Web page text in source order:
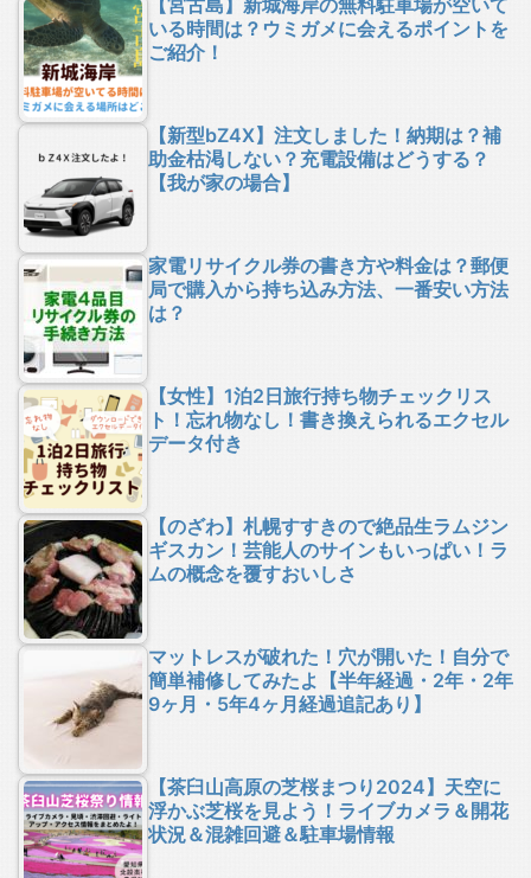
いる時間は？ウミガメに会えるポイントを
ご紹介！
【新型bZ4X】注文しました！納期は？補
助金枯渇しない？充電設備はどうする？
【我が家の場合】
家電リサイクル券の書き方や料金は？郵便
局で購入から持ち込み方法、一番安い方法
は？
【女性】1泊2日旅行持ち物チェックリス
ト！忘れ物なし！書き換えられるエクセル
データ付き
【のざわ】札幌すすきので絶品生ラムジン
ギスカン！芸能人のサインもいっぱい！ラ
ムの概念を覆すおいしさ
マットレスが破れた！穴が開いた！自分で
簡単補修してみたよ【半年経過・2年・2年
9ヶ月・5年4ヶ月経過追記あり】
【茶臼山高原の芝桜まつり2024】天空に
浮かぶ芝桜を見よう！ライブカメラ＆開花
状況＆混雑回避＆駐車場情報